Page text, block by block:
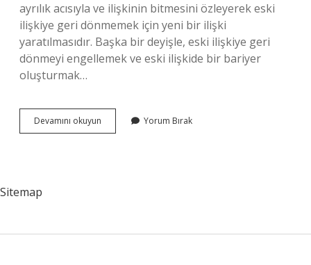
ayrılık acısıyla ve ilişkinin bitmesini özleyerek eski
ilişkiye geri dönmemek için yeni bir ilişki
yaratılmasıdır. Başka bir deyişle, eski ilişkiye geri
dönmeyi engellemek ve eski ilişkide bir bariyer
oluşturmak…
Devamını okuyun
Ne
Yorum Bırak
Sitemap